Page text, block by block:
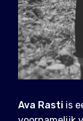
Ava Rasti is